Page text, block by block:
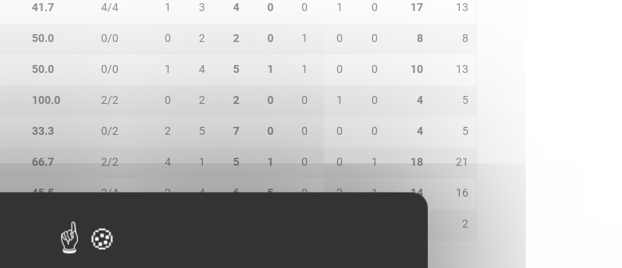
41.7 4/4 1 3 4 0 0 1 0 17 13
50.0 0/0 0 2 2 0 1 0 0 8 8
50.0 0/0 1 4 5 1 1 0 0 10 13
100.0 2/2 0 2 2 0 0 1 0 4 5
33.3 0/2 2 5 7 0 0 0 0 4 5
66.7 2/2 4 1 5 1 0 0 1 18 21
45.5 2/4 2 4 6 5 0 2 1 14 16
2